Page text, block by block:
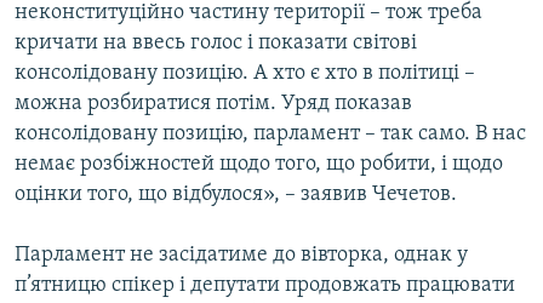
неконституційно частину території – тож треба
кричати на ввесь голос і показати світові
консолідовану позицію. А хто є хто в політиці –
можна розбиратися потім. Уряд показав
консолідовану позицію, парламент – так само. В нас
немає розбіжностей щодо того, що робити, і щодо
оцінки того, що відбулося», – заявив Чечетов.
Парламент не засідатиме до вівторка, однак у
п’ятницю спікер і депутати продовжать працювати